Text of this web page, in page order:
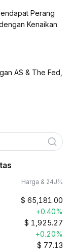
Perang
Kenaikan
AS & The Fed,
Harga & 24J%
$ 65,181.00
+0.40%
$ 1,925.27
+0.20%
$ 77.13